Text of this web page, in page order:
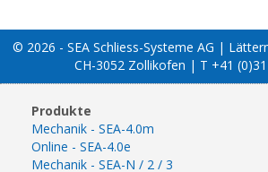
© 2026 - SEA Schliess-Systeme AG |
CH-3052 Zollikofen | T +41
Produkte
Mechanik - SEA-4.0m
Online - SEA-4.0e
Mechanik - SEA-N / 2 / 3